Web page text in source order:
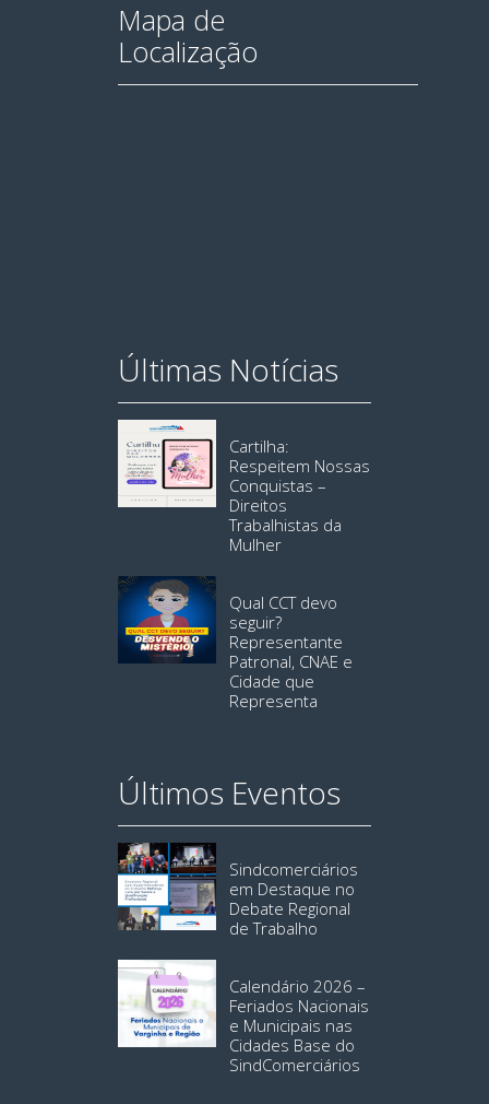
Mapa de
Localização
Últimas Notícias
Cartilha:
Respeitem Nossas
Conquistas –
Direitos
Trabalhistas da
Mulher
Qual CCT devo
seguir?
Representante
Patronal, CNAE e
Cidade que
Representa
Últimos Eventos
Sindcomerciários
em Destaque no
Debate Regional
de Trabalho
Calendário 2026 –
Feriados Nacionais
e Municipais nas
Cidades Base do
SindComerciários